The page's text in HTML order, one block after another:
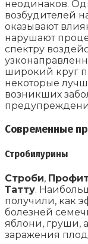
неодинаков.
возбудителей
оказывают
нарушают
спектру
широкий круг
некоторые
возникших
Современные
Стробилурины
Строби,
Татту.
получили, как
болезней
яблони, груши,
заражения